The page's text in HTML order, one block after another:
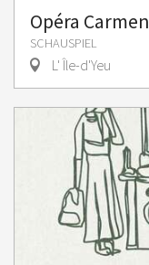
Opéra Carmen
SCHAUSPIEL
L' Île-d'Yeu